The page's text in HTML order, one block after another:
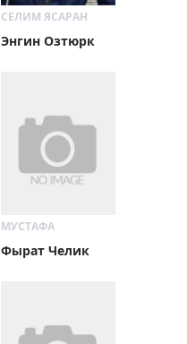
СЕЛИМ ЯСАРАН
Энгин Озтюрк
МУСТАФА
Фырат Челик